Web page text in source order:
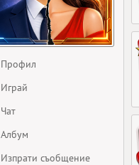
Профил
Играй
Чат
Албум
Изпрати съобщение